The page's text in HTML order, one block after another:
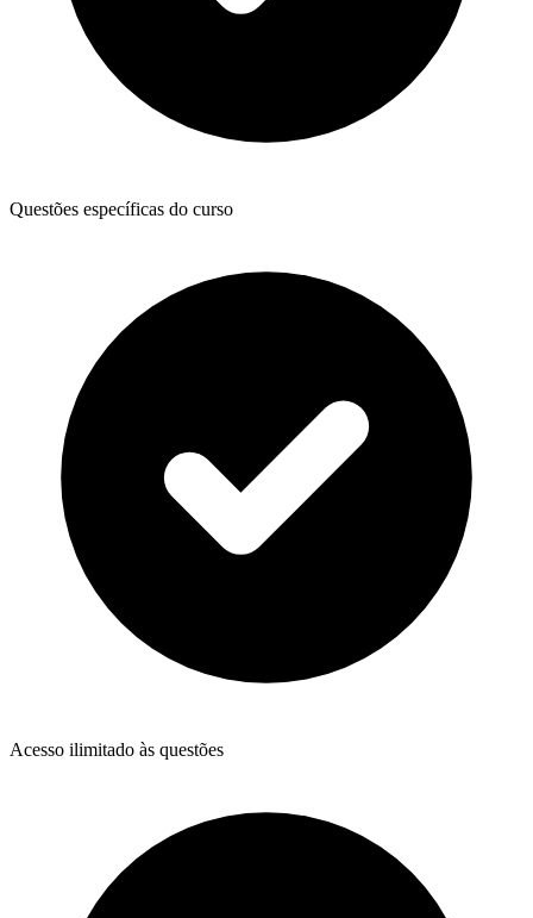
Questões específicas do curso
Acesso ilimitado às questões